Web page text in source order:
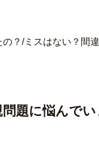
？/ミスはない？間
題に悩んでい